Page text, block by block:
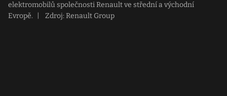
elektromobilů společnosti Renault ve střední a východní
Evropě.
Zdroj: Renault Group